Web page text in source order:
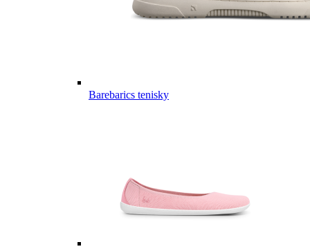
Barebarics tenisky